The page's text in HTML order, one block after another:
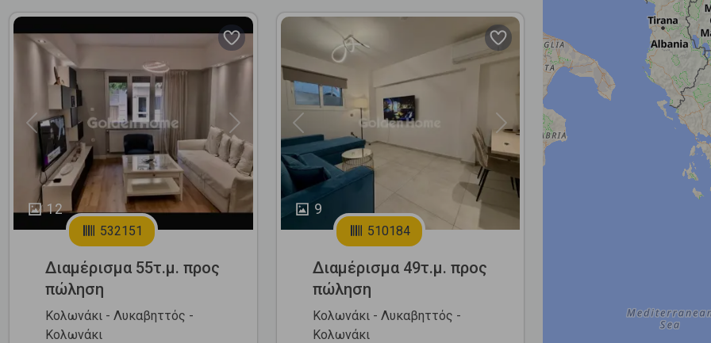
12
Previous Next
532151
Διαμέρισμα 55τ.μ. προς
πώληση
Κολωνάκι - Λυκαβηττός -
Κολωνάκι
9
Previous Next
510184
Διαμέρισμα 49τ.μ. προς
πώληση
Κολωνάκι - Λυκαβηττός -
Κολωνάκι